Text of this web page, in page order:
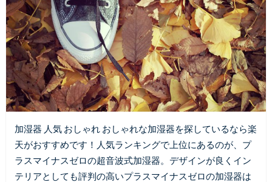
加湿器 人気 おしゃれ おしゃれな加湿器を探しているなら楽
天がおすすめです！人気ランキングで上位にあるのが、プ
ラスマイナスゼロの超音波式加湿器。デザインが良くイン
テリアとしても評判の高いプラスマイナスゼロの加湿器は